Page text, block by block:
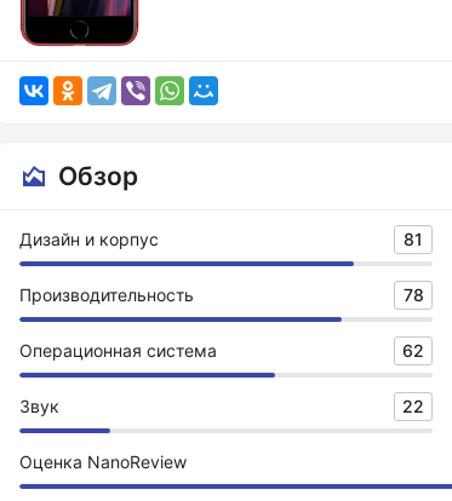
Обзор
Дизайн и корпус 81
Производительность 78
Операционная система 62
Звук 22
Оценка NanoReview